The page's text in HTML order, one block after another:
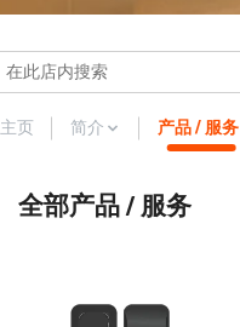
主页 简介 产品 / 服务
全部产品 / 服务